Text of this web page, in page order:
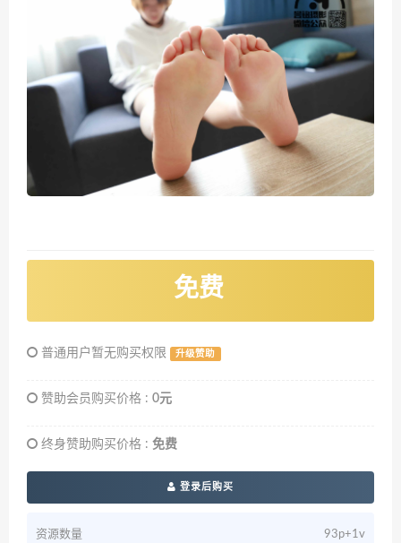
免费
普通用户暂无购买权限 升级赞助
赞助会员购买价格 : 0元
终身赞助购买价格 : 免费
登录后购买
资源数量 93p+1v